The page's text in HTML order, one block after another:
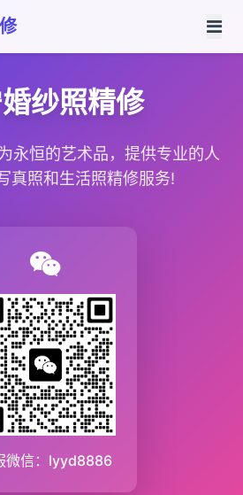
纱照精修
永恒的艺术品，提供专业的人
真照和生活照精修服务!
微信：lyyd8886